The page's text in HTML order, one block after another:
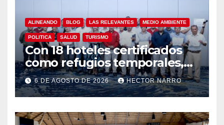
ALINEANDO BLOG LAS RELEVANTES MEDIO AMBIENTE
POLITICA SALUD TURISMO
Con 18 hoteles certificados
como refugios temporales,
Gobierno de Los Cabos
refuerza la prevención y
garantiza un destino seguro
6 DE AGOSTO DE 2026 HECTOR NARRO